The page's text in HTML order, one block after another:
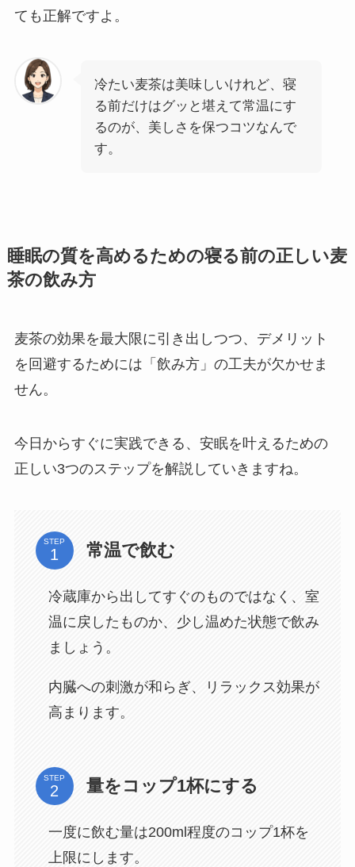
ても正解ですよ。
冷たい麦茶は美味しいけれど、寝
る前だけはグッと堪えて常温にす
るのが、美しさを保つコツなんで
す。
睡眠の質を高めるための寝る前の正しい麦
茶の飲み方
麦茶の効果を最大限に引き出しつつ、デメリット
を回避するためには「飲み方」の工夫が欠かせま
せん。
今日からすぐに実践できる、安眠を叶えるための
正しい3つのステップを解説していきますね。
STEP 常温で飲む
冷蔵庫から出してすぐのものではなく、室
温に戻したものか、少し温めた状態で飲み
ましょう。
内臓への刺激が和らぎ、リラックス効果が
高まります。
STEP 量をコップ1杯にする
一度に飲む量は200ml程度のコップ1杯を
上限にします。